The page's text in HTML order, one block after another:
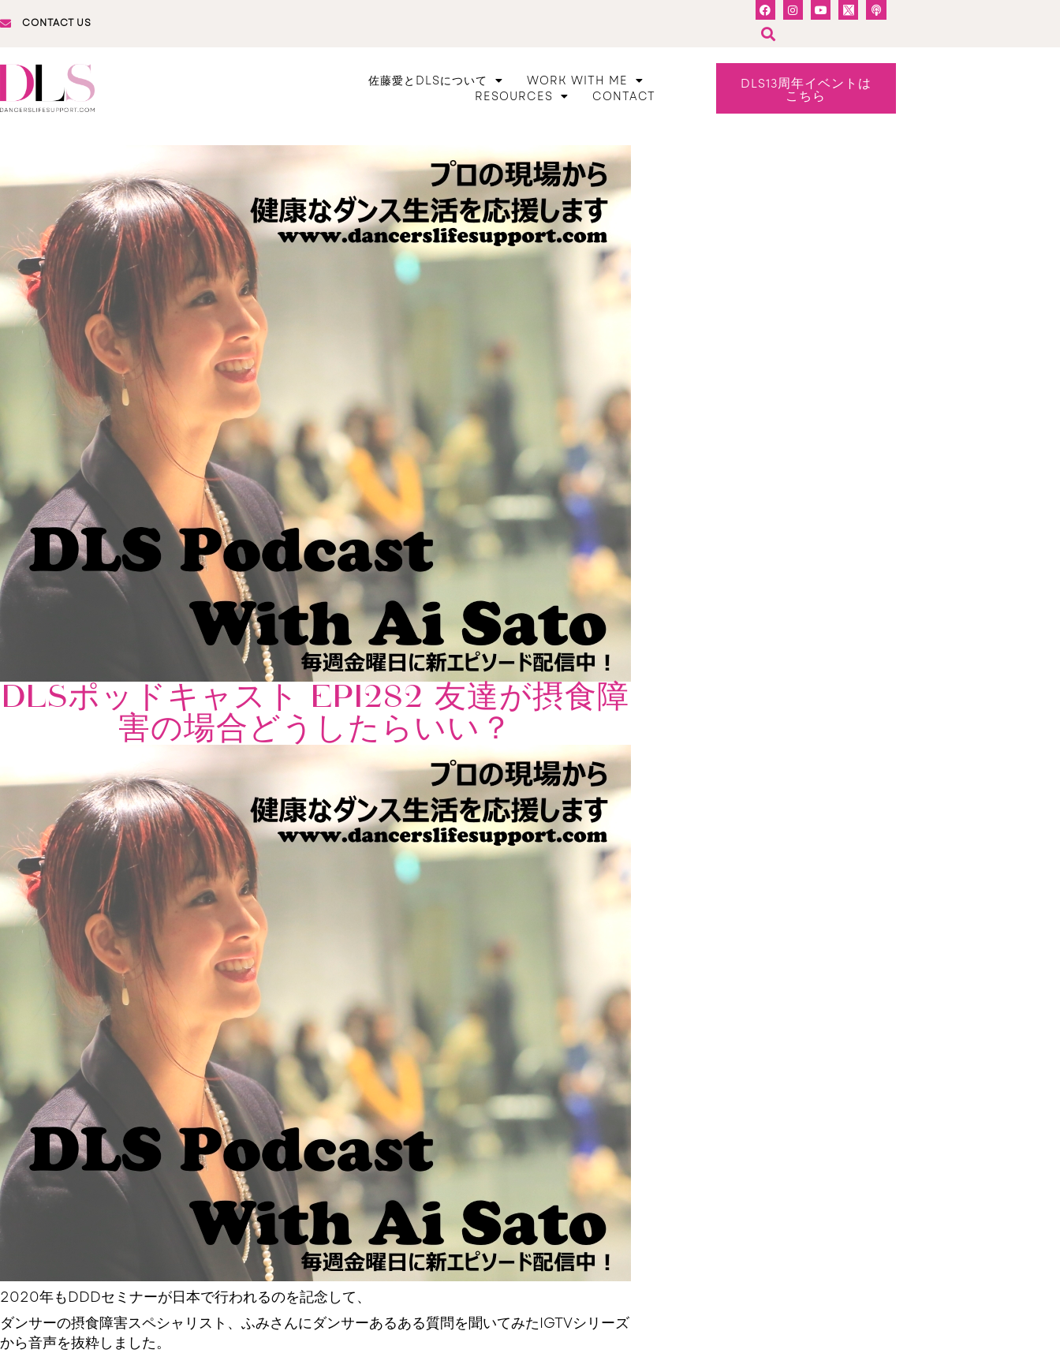
CONTACT US
佐藤愛とDLSについて
WORK WITH ME
RESOURCES
CONTACT
DLS13周年イベントは
こちら
DLSポッドキャスト EPI282 友達が摂食障
害の場合どうしたらいい？
2020年もDDDセミナーが日本で行われるのを記念して、
ダンサーの摂食障害スペシャリスト、ふみさんにダンサーあるある質問を聞いてみたIGTVシリーズ
から音声を抜粋しました。